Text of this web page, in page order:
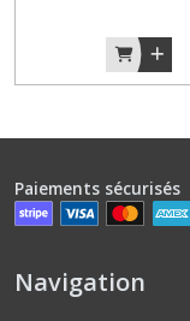
Paiements sécurisés
Navigation